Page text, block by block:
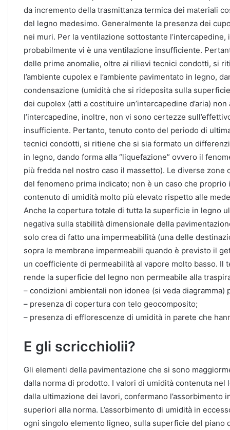
da incremento della trasmittanza termica dei materiali
del legno medesimo. Generalmente la presenza dei
nei muri. Per la ventilazione sottostante
probabilmente vi è una ventilazione insufficiente.
delle prime anomalie, oltre ai rilievi tecnici condotti, si
l’ambiente cupolex e l’ambiente pavimentato in legno,
condensazione (umidità che si rideposita sulla
dei cupolex (atti a costituire un’intercapedine d’aria)
l’intercapedine, inoltre, non vi sono certezze
insufficiente. Pertanto, tenuto conto del periodo di
tecnici condotti, si ritiene che si sia formato un
in legno, dando forma alla “liquefazione” ovvero il
più fredda nel nostro caso il massetto). Le diverse
del fenomeno prima indicato; non è un caso che
contenuto di umidità molto più elevato rispetto alle
Anche la copertura totale di tutta la superficie in legno
negativa sulla stabilità dimensionale della
solo crea di fatto una impermeabilità (una delle
sopra le membrane impermeabili quando è previsto il
un coefficiente di permeabilità al vapore molto basso.
rende la superficie del legno non permeabile alla
– condizioni ambientali non idonee (si veda
– presenza di copertura con telo geocomposito;
– presenza di efflorescenze di umidità in parete che
E gli scricchiolii?
Gli elementi della pavimentazione che si sono
dalla norma di prodotto. I valori di umidità contenuta
dalla ultimazione dei lavori, confermano
superiori alla norma. L’assorbimento di umidità in
ogni singolo elemento ligneo, sulla superficie del piano